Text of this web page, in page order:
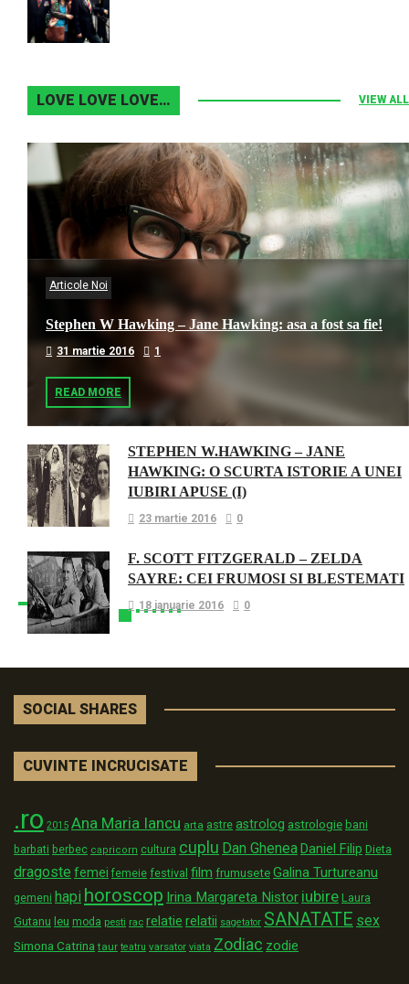
LOVE LOVE LOVE… VIEW ALL
Articole Noi
Stephen W Hawking – Jane Hawking: asa a fost sa fie!
31 martie 2016 1
READ MORE
STEPHEN W.HAWKING – JANE
HAWKING: O SCURTA ISTORIE A UNEI
IUBIRI APUSE (I)
23 martie 2016 0
F. SCOTT FITZGERALD – ZELDA
SAYRE: CEI FRUMOSI SI BLESTEMATI
18 ianuarie 2016 0
SOCIAL SHARES
CUVINTE INCRUCISATE
.ro 2015 Ana Maria Iancu arta astre astrolog astrologie bani
barbati berbec capricorn cultura cuplu Dan GheneaDaniel Filip Dieta
dragoste femei femeie festival film frumusete Galina Turtureanu
gemeni hapi horoscop Irina Margareta Nistor iubire Laura
Gutanu leu moda pesti rac relatie relatii sagetator SANATATE sex
Simona Catrina taur teatru varsator viata Zodiac zodie